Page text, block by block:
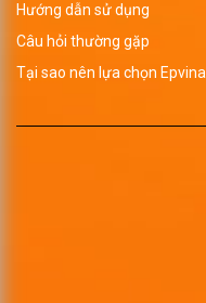
Hướng dẫn sử dụng
Câu hỏi thường gặp
Tại sao nên lựa chọn Epvina